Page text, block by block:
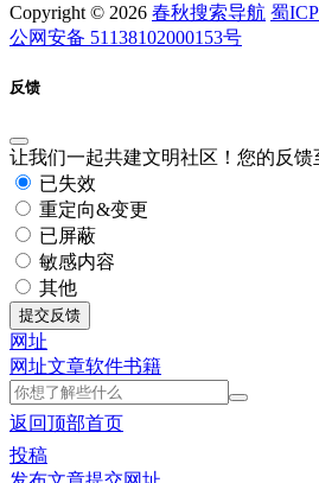
Copyright © 2026 春秋搜索导航 蜀
公网安备 51138102000153号
反馈
让我们一起共建文明社区！您的反馈
已失效
重定向&变更
已屏蔽
敏感内容
其他
提交反馈
网址
网址文章软件书籍
返回顶部首页
投稿